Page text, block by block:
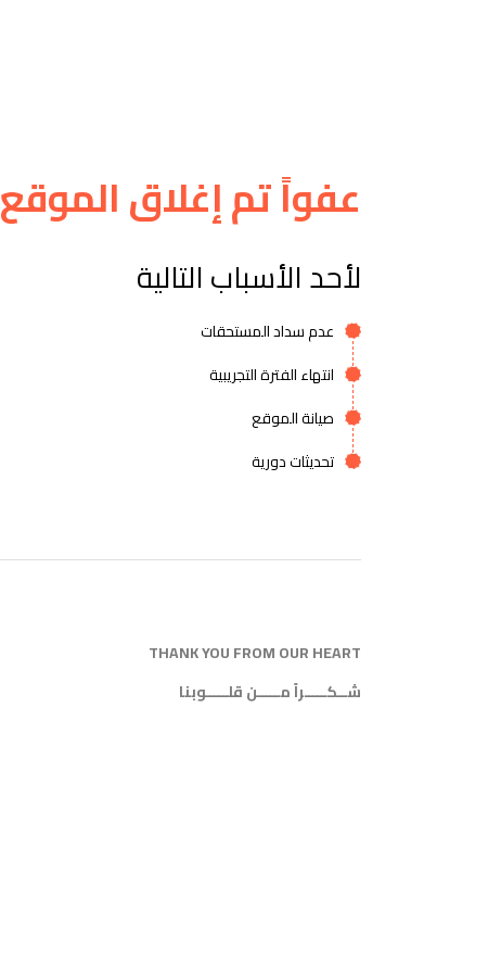
عفواً تم إغلاق الموقع
لأحد الأسباب التالية
عدم سداد المستحقات
انتهاء الفترة التجريبية
صيانة الموقع
تحديثات دورية
THANK YOU FROM OUR HEART
شــكـــــراً مـــــن قلـــــوبنا